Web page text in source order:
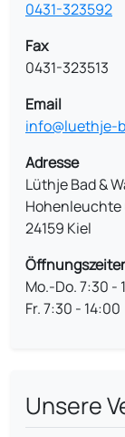
0431-323592
Fax
0431-323513
Email
info@luethje-
Adresse
Lüthje Bad &
Hohenleuchte
24159 Kiel
Mo.-Do. 7:30 -
Fr. 7:30 - 14:00
Unsere